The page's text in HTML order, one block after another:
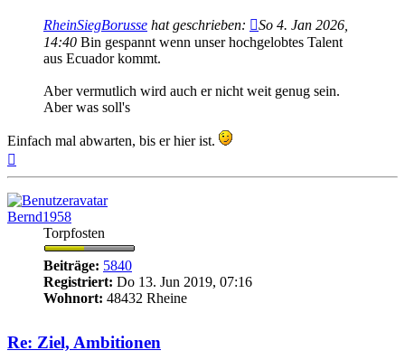
RheinSiegBorusse hat geschrieben:
So 4. Jan 2026,
14:40 Bin gespannt wenn unser hochgelobtes Talent
aus Ecuador kommt.
Aber vermutlich wird auch er nicht weit genug sein.
Aber was soll's
Einfach mal abwarten, bis er hier ist.
Bernd1958
Torpfosten
Beiträge: 5840
Registriert: Do 13. Jun 2019, 07:16
Wohnort: 48432 Rheine
Re: Ziel, Ambitionen